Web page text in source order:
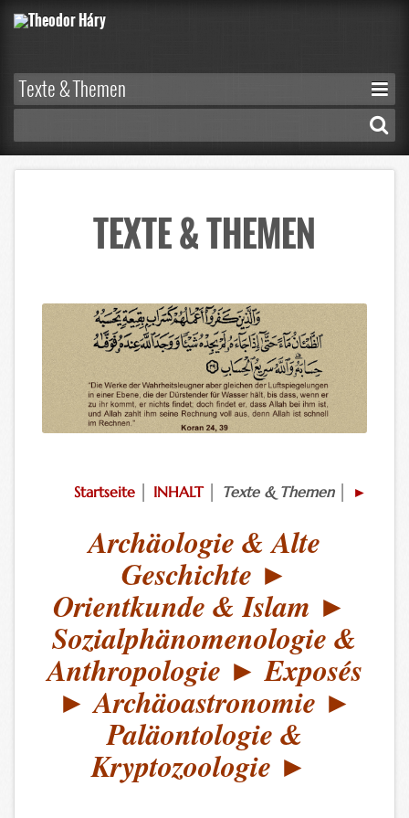
TEXTE & THEMEN
Startseite INHALT│ Texte & Themen ►
Archäologie & Alte
Geschichte ►
Orientkunde & Islam ►
Sozialphänomenologie &
Anthropologie ►Exposés
►Archäoastronomie ►
Paläontologie &
Kryptozoologie ►